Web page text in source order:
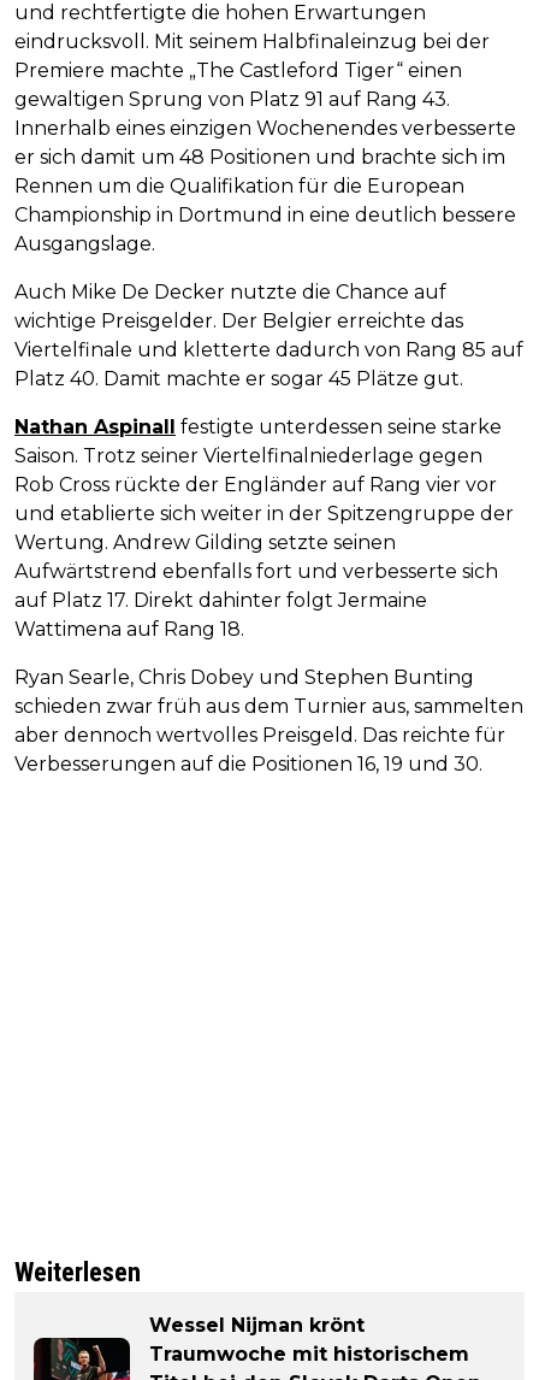
und rechtfertigte die hohen Erwartungen
eindrucksvoll. Mit seinem Halbfinaleinzug bei der
Premiere machte „The Castleford Tiger“ einen
gewaltigen Sprung von Platz 91 auf Rang 43.
Innerhalb eines einzigen Wochenendes verbesserte
er sich damit um 48 Positionen und brachte sich im
Rennen um die Qualifikation für die European
Championship in Dortmund in eine deutlich bessere
Ausgangslage.
Auch Mike De Decker nutzte die Chance auf
wichtige Preisgelder. Der Belgier erreichte das
Viertelfinale und kletterte dadurch von Rang 85 auf
Platz 40. Damit machte er sogar 45 Plätze gut.
Nathan Aspinall
festigte unterdessen seine starke
Saison. Trotz seiner Viertelfinalniederlage gegen
Rob Cross rückte der Engländer auf Rang vier vor
und etablierte sich weiter in der Spitzengruppe der
Wertung. Andrew Gilding setzte seinen
Aufwärtstrend ebenfalls fort und verbesserte sich
auf Platz 17. Direkt dahinter folgt Jermaine
Wattimena auf Rang 18.
Ryan Searle, Chris Dobey und Stephen Bunting
schieden zwar früh aus dem Turnier aus, sammelten
aber dennoch wertvolles Preisgeld. Das reichte für
Verbesserungen auf die Positionen 16, 19 und 30.
Weiterlesen
Wessel Nijman krönt
Traumwoche mit historischem